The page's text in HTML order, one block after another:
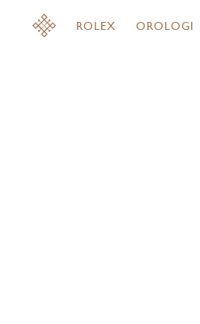
ROLEX OROLOGI